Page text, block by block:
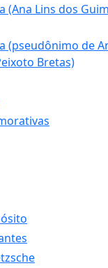
(Ana Lins dos
(pseudônimo de
Bretas)